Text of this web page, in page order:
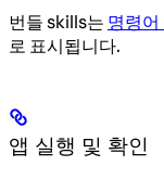
번들 skills는 명령어
로 표시됩니다.
앱 실행 및 확인